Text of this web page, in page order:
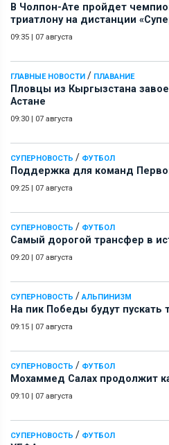
В Чолпон-Ате пройдет
триатлону на дистанции
09:35 | 07 августа
ГЛАВНЫЕ НОВОСТИ / ПЛАВАНИЕ
Пловцы из Кыргызстана
Астане
09:30 | 07 августа
СУПЕРНОВОСТЬ / ФУТБОЛ
Поддержка для команд
09:25 | 07 августа
СУПЕРНОВОСТЬ / ФУТБОЛ
Самый дорогой трансфер в
09:20 | 07 августа
СУПЕРНОВОСТЬ / АЛЬПИНИЗМ
На пик Победы будут пускать
09:15 | 07 августа
СУПЕРНОВОСТЬ / ФУТБОЛ
Мохаммед Салах продолжит
09:10 | 07 августа
СУПЕРНОВОСТЬ / ФУТБОЛ